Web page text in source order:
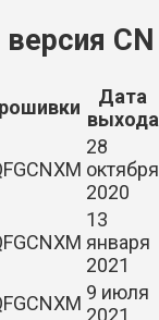
CN
Дата
выхода
28
октября
2020
13
января
2021
9 июля
2021